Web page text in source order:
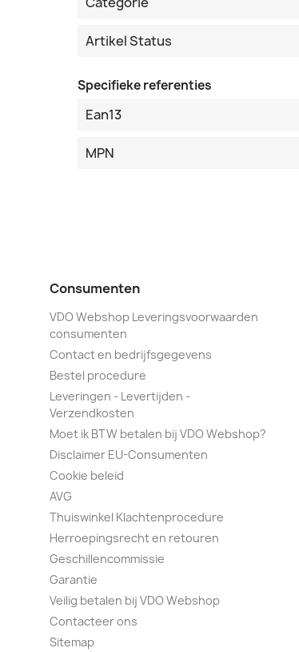
Artikel Status
Specifieke referenties
Ean13
MPN
Consumenten
VDO Webshop Leveringsvoorwaarden
consumenten
Contact en bedrijfsgegevens
Bestel procedure
Leveringen - Levertijden -
Verzendkosten
Moet ik BTW betalen bij VDO Webshop?
Disclaimer EU-Consumenten
Cookie beleid
AVG
Thuiswinkel Klachtenprocedure
Herroepingsrecht en retouren
Geschillencommissie
Garantie
Veilig betalen bij VDO Webshop
Contacteer ons
Sitemap